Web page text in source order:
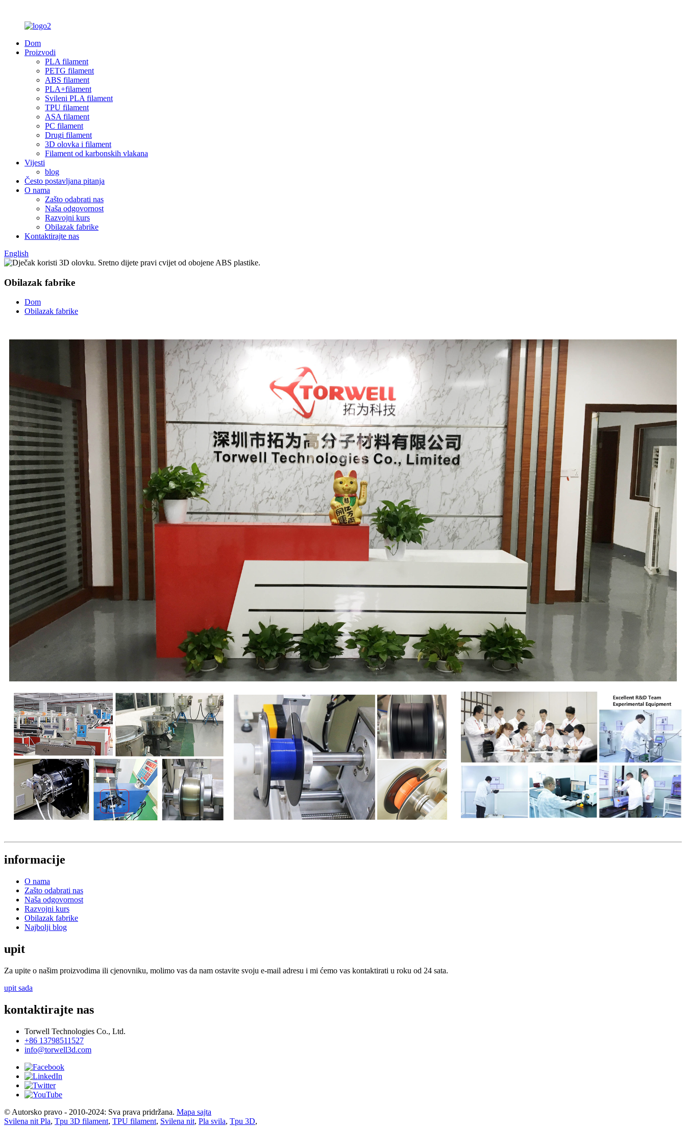
Dom
Proizvodi
PLA filament
PETG filament
ABS filament
PLA+filament
Svileni PLA filament
TPU filament
ASA filament
PC filament
Drugi filament
3D olovka i filament
Filament od karbonskih vlakana
Vijesti
blog
Često postavljana pitanja
O nama
Zašto odabrati nas
Naša odgovornost
Razvojni kurs
Obilazak fabrike
Kontaktirajte nas
English
Obilazak fabrike
Dom
Obilazak fabrike
informacije
O nama
Zašto odabrati nas
Naša odgovornost
Razvojni kurs
Obilazak fabrike
Najbolji blog
upit
Za upite o našim proizvodima ili cjenovniku, molimo vas da nam ostavite svoju e-mail adresu i mi ćemo vas kontaktirati u roku od 24 sata.
upit sada
kontaktirajte nas
Torwell Technologies Co., Ltd.
+86 13798511527
info@torwell3d.com
© Autorsko pravo - 2010-2024: Sva prava pridržana. Mapa sajta
Svilena nit Pla, Tpu 3D filament, TPU filament, Svilena nit, Pla svila, Tpu 3D,